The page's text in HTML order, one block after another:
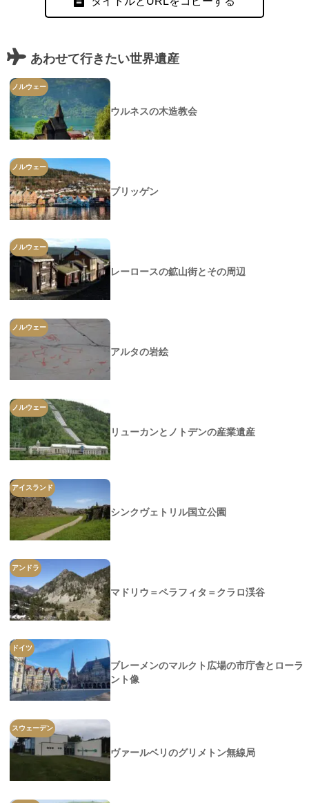
あわせて行きたい世界遺産
ノルウェー
ウルネスの木造教会
ノルウェー
ブリッゲン
ノルウェー
レーロースの鉱山街とその周辺
ノルウェー
アルタの岩絵
ノルウェー
リューカンとノトデンの産業遺産
アイスランド
シンクヴェトリル国立公園
アンドラ
マドリウ＝ペラフィタ＝クラロ渓谷
ドイツ
ブレーメンのマルクト広場の市庁舎とローラ
ント像
スウェーデン
ヴァールベリのグリメトン無線局